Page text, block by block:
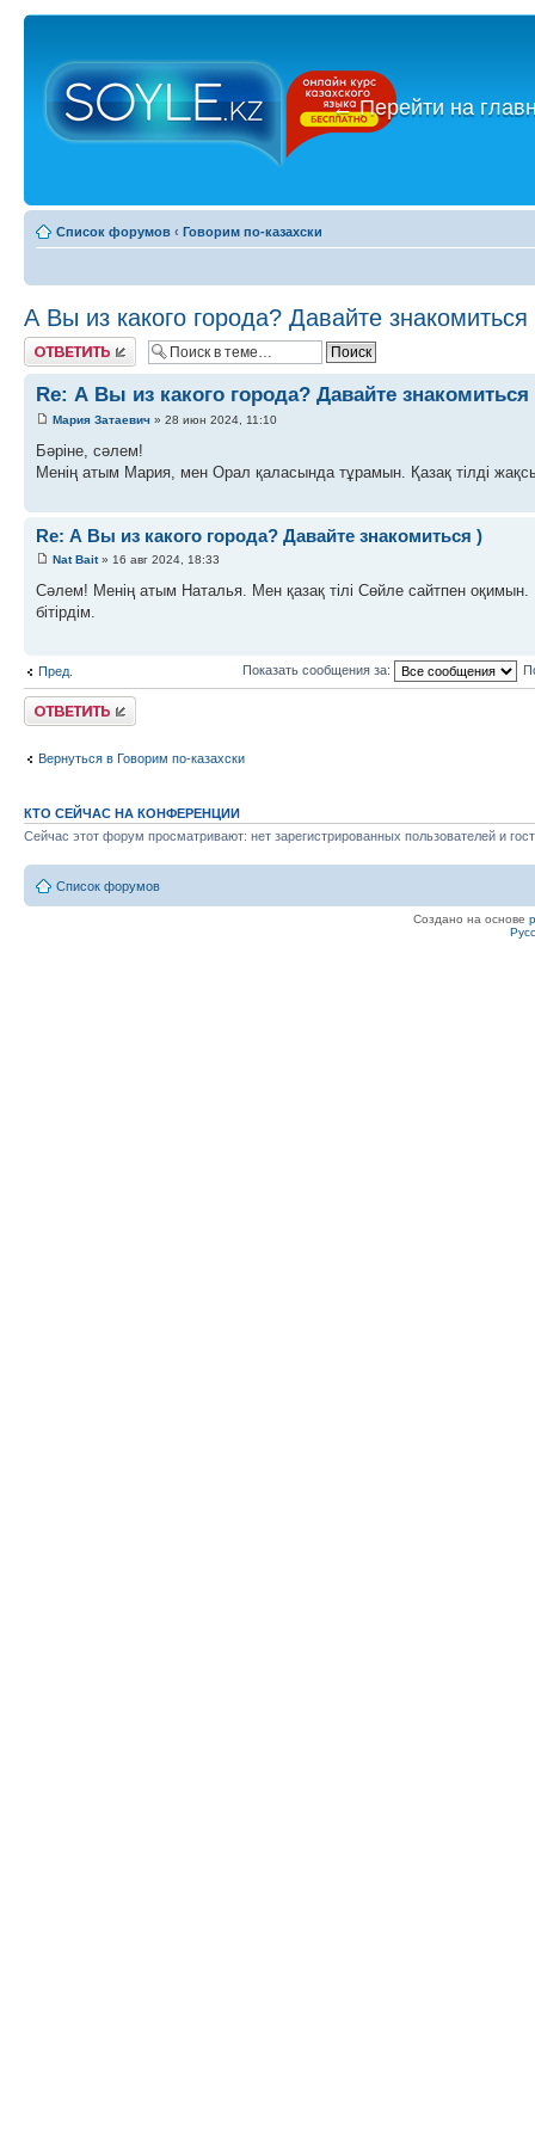
←Перейти на
Список форумов ‹ Говорим по-казахски
А Вы из какого города? Давайте знакомиться
Ответить
Re: А Вы из какого города? Давайте знакомиться
Мария Затаевич » 28 июн 2024, 11:10
Бәріне, сәлем!
Менің атым Мария, мен Орал қаласында тұрамын. Қазақ тілді
Re: А Вы из какого города? Давайте знакомиться )
Nat Bait» 16 авг 2024, 18:33
Сәлем! Менің атым Наталья. Мен қазақ тілі Сөйле сайтпен
бітірдім.
Пред. Показать сообщения за:
Ответить
Вернуться в Говорим по-казахски
КТО СЕЙЧАС НА КОНФЕРЕНЦИИ
Сейчас этот форум просматривают: нет зарегистрированных пользователей и
Список форумов
Создано на основе